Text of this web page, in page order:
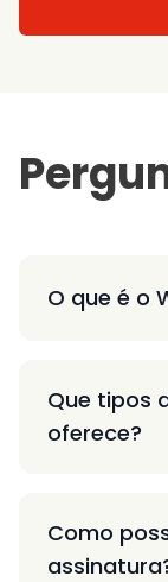
O que é o
Que tipos
oferece?
Como